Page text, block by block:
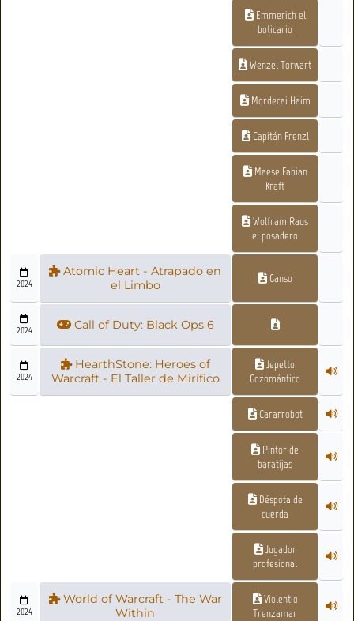
Emmerich el
boticario
Wenzel Torwart
Mordecai Haim
Capitán Frenzl
Maese Fabian
Kraft
Wolfram Raus
el posadero
2024
Atomic Heart - Atrapado en
el Limbo
Ganso
2024 Call of Duty: Black Ops 6
2024
HearthStone: Heroes of
Warcraft - El Taller de Mirífico
Jepetto
Gozomántico
Cararrobot
Pintor de
baratijas
Déspota de
cuerda
Jugador
profesional
2024
World of Warcraft - The War
Within
Violentio
Trenzamar